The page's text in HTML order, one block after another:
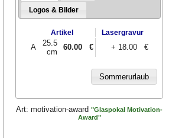
Logos & Bilder
Artikel Lasergravur
A
25.5
cm
60.00 € + 18.00 €
Art: motivation-award "Glaspokal Motivation-
Award"